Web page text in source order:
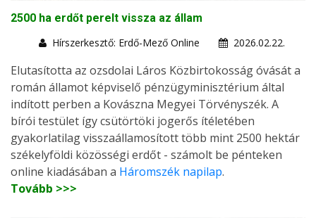
2500 ha erdőt perelt vissza az állam
Hírszerkesztő: Erdő-Mező Online
2026.02.22.
Elutasította az ozsdolai Láros Közbirtokosság óvását a
román államot képviselő pénzügyminisztérium által
indított perben a Kovászna Megyei Törvényszék. A
bírói testület így csütörtöki jogerős ítéletében
gyakorlatilag visszaállamosított több mint 2500 hektár
székelyföldi közösségi erdőt - számolt be pénteken
online kiadásában a Háromszék napilap.
Tovább >>>